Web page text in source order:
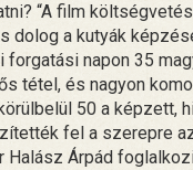
“A film
dolog a kutyák
napon 35
tétel, és nagyon
50 a képzett,
fel a szerepre
Halász Árpád